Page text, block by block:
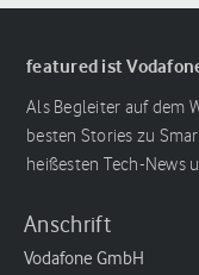
featured ist
Als Begleiter auf dem
besten Stories zu
heißesten Tech-News
Anschrift
Vodafone GmbH